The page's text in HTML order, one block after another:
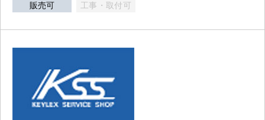
販売可 工事・取付可